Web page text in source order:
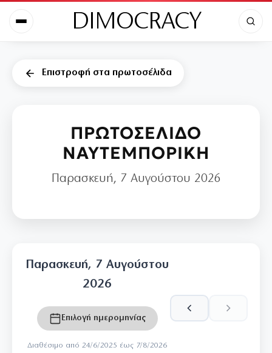
DIMOCRACY
Επιστροφή στα πρωτοσέλιδα
ΠΡΩΤΟΣΕΛΙΔΟ
ΝΑΥΤΕΜΠΟΡΙΚΗ
Παρασκευή, 7 Αυγούστου 2026
Παρασκευή, 7 Αυγούστου
2026
Επιλογή ημερομηνίας
Διαθέσιμο από 24/6/2025 έως 7/8/2026